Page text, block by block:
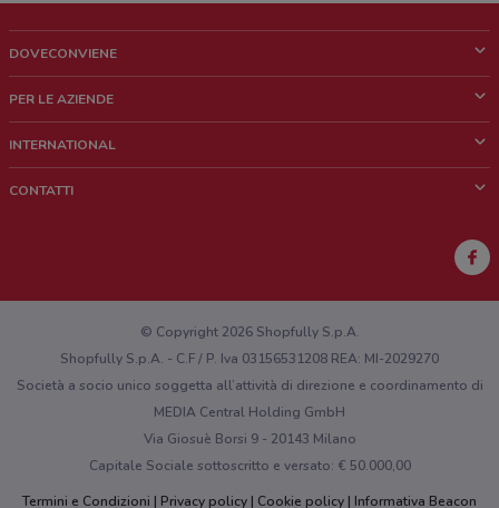
DOVECONVIENE
Chi siamo
Lavora con noi
PER LE AZIENDE
Richieste commerciali e marketing
INTERNATIONAL
CONTATTI
Hai un malfunzionamento sul web o sull'app?
© Copyright 2026 Shopfully S.p.A.
Shopfully S.p.A. - C.F / P. Iva 03156531208 REA: MI-2029270
Società a socio unico soggetta all’attività di direzione e coordinamento di
MEDIA Central Holding GmbH
Via Giosuè Borsi 9 - 20143 Milano
Capitale Sociale sottoscritto e versato: € 50.000,00
Termini e Condizioni
Privacy policy Cookie policy Informativa Beacon